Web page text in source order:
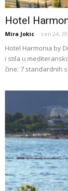
Hotel
Mira Jokic - сеп 24,
Hotel Harmonia by
i stila u
čine: 7 standardnih